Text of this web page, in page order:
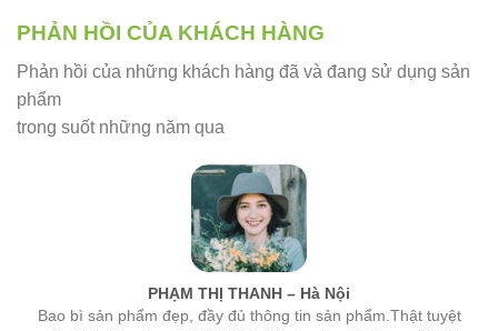
Phản hồi của những khách hàng đã và đang sử dụng sản
phẩm
trong suốt những năm qua
PHẠM THỊ THANH – Hà Nội
Bao bì sản phẩm đẹp, đầy đủ thông tin sản phẩm.Thật tuyệt
vời, tỉ lệ nẩy mầm là 95/100.Sẽ tiếp tục ủng hộ shop dài dài